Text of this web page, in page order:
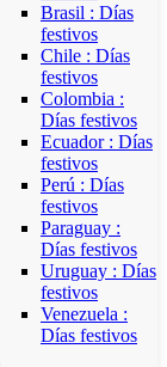
Brasil : Días
festivos
Chile : Días
festivos
Colombia :
Días festivos
Ecuador : Días
festivos
Perú : Días
festivos
Paraguay :
Días festivos
Uruguay : Días
festivos
Venezuela :
Días festivos